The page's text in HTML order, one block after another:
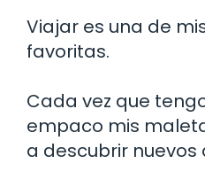
Viajar es una de
favoritas.
Cada vez que
empaco mis
a descubrir nuevos